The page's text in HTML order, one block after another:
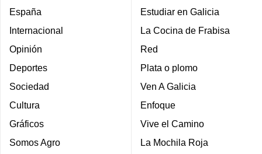
España
Internacional
Opinión
Deportes
Sociedad
Cultura
Gráficos
Somos Agro
Estudiar en Galicia
La Cocina de Frabisa
Red
Plata o plomo
Ven A Galicia
Enfoque
Vive el Camino
La Mochila Roja